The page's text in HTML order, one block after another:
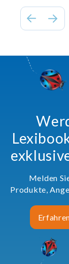
Melden
Produkte,